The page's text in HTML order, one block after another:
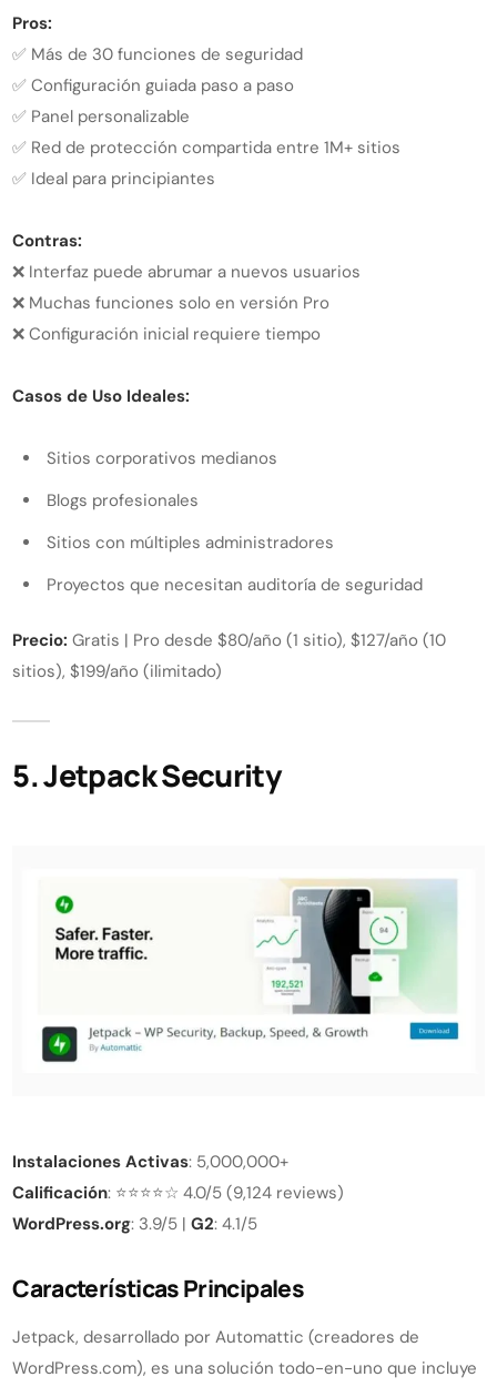
Pros:
✅ Más de 30 funciones de seguridad
✅ Configuración guiada paso a paso
✅ Panel personalizable
✅ Red de protección compartida entre 1M+ sitios
✅ Ideal para principiantes
Contras:
❌ Interfaz puede abrumar a nuevos usuarios
❌ Muchas funciones solo en versión Pro
❌ Configuración inicial requiere tiempo
Casos de Uso Ideales:
Sitios corporativos medianos
Blogs profesionales
Sitios con múltiples administradores
Proyectos que necesitan auditoría de seguridad
Precio: Gratis | Pro desde $80/año (1 sitio), $127/año (10
sitios), $199/año (ilimitado)
5. Jetpack Security
Instalaciones Activas: 5,000,000+
Calificación: ⭐⭐⭐⭐☆ 4.0/5 (9,124 reviews)
WordPress.org: 3.9/5 |G2: 4.1/5
Características Principales
Jetpack, desarrollado por Automattic (creadores de
WordPress.com), es una solución todo-en-uno que incluye